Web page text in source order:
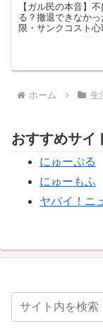
【ガル民の本音】
る？撤退できなか
限・サンクコスト心
ホーム 生
おすすめサイ
にゅーぷる
にゅーもふ
ヤバイ！ニ